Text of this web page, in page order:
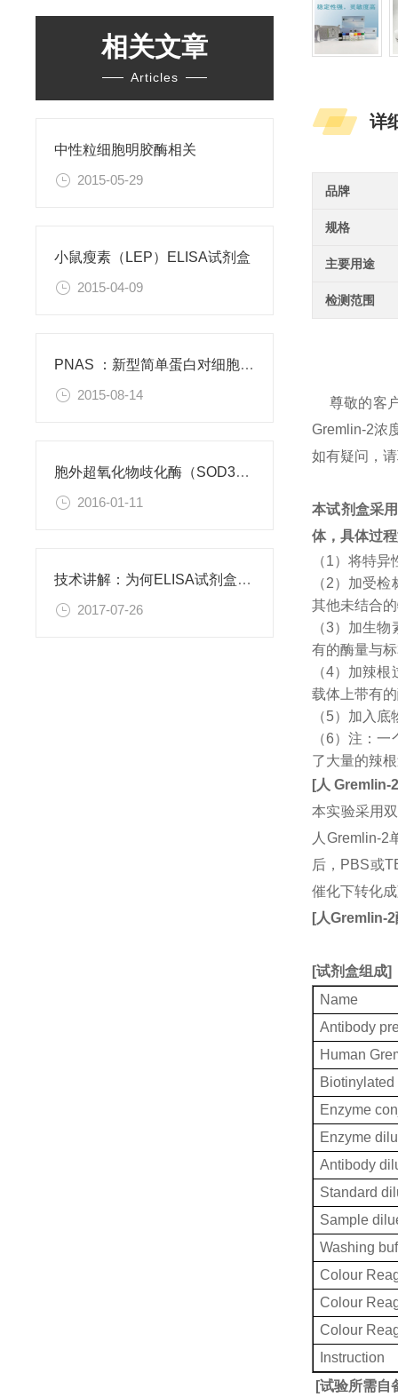
相关文章
Articles
中性粒细胞明胶酶相关
2015-05-29
小鼠瘦素（LEP）ELISA试剂盒
2015-04-09
PNAS ：新型简单蛋白对细胞功能有积极作用
2015-08-14
胞外超氧化物歧化酶（SOD3）重组蛋白
2016-01-11
技术讲解：为何ELISA试剂盒OD值不正常
2017-07-26
详
品牌
规格
主要用途
检测范围
尊敬的客
Gremlin-2浓
如有疑问，
本试剂盒采
体，具体过
（1）将特
（2）加受
其他未结合
（3）加生
有的酶量与
（4）加辣
载体上带有
（5）加入
（6）注：
了大量的辣
[人 Gremlin-
本实验采用
人Gremlin-
后，PBS或
催化下转化
[人Gremlin-2
[试剂盒组成]
Name
Antibody
Human
Enzyme
Enzyme
Antibody
Standard
Sample
Washing
Colour
Colour
Colour
Instruction
[试验所需自